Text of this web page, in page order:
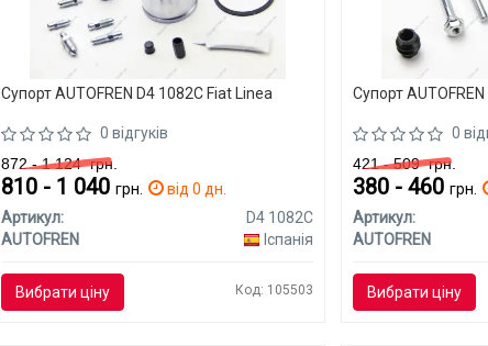
Супорт AUTOFREN D4 1082C Fiat Linea
0 відгуків
872 - 1 124грн.
810 - 1 040грн.
від 0 дн.
Артикул:
D4 1082C
AUTOFREN
Іспанія
Вибрати ціну Код: 105503
Супорт
0
421 - 509грн.
380 - 460грн.
Артикул:
AUTOFREN
Вибрати ціну